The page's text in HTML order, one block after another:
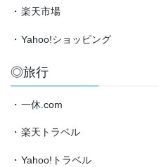
・ 楽天市場
・ Yahoo!ショッピング
◎旅行
・ 一休.com
・ 楽天トラベル
・ Yahoo!トラベル